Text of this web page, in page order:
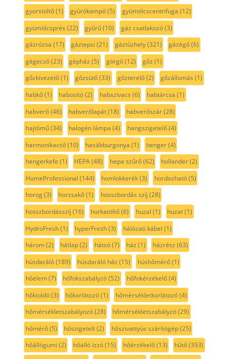
gyorstöltő(1) gyúrókampó(5) gyümölcscentrifuga (12)
gyümölcsprés (22) gyűrű(10) gáz csatlakozó(3)
gázrózsa (17) gáztepsi (21) gáztűzhely(321) gázégő(6)
gégecső(23) gépház (5) görgő(12) gőz (1)
gőzkivezető(1) gőzsütő(33) gőzterelő(2) gőzállomás (1)
habkő(1) habosító(2) habszivacs (6) habtárcsa (1)
habverő(46) habverőlapát(18) habverőszár(28)
hajtómű(34) halogén lámpa (4) hangszigetelő(4)
harmonikacső(10) hasábburgonya (1) henger(4)
hengerkefe (1) HEPA(48) hepa szűrő(62) hollander(2)
HomeProfessional (144) homlokkerék(3) hordozható(5)
horog(3) horzsakő(1) hosszbordás szíj (28)
hosszbordásszíj (16) hurkatöltő(6) huzal (1) huzat(1)
HydroFresh(1) hyperFresh(3) hálózati kábel (1)
három(2) hátlap(2) hátsó(7) ház (1) házrész (63)
húsdaráló(189) húsdaráló ház (15) húshőmérő(1)
hőelem(7) hőfokszabályzó(52) hőfokérzékelő(4)
hőkioldó(3) hőkorlátozó(1) hőmérsékletkorlátozó(4)
hőmérsékletszabályozó(28) hőmérsékletszabályzó(29)
hőmérő(5) hőszigetelt(2) hőszivattyús szárítógép(25)
hőállógumi (2) hőálló izzó(15) hőérzékelő(13) hűtő(393)